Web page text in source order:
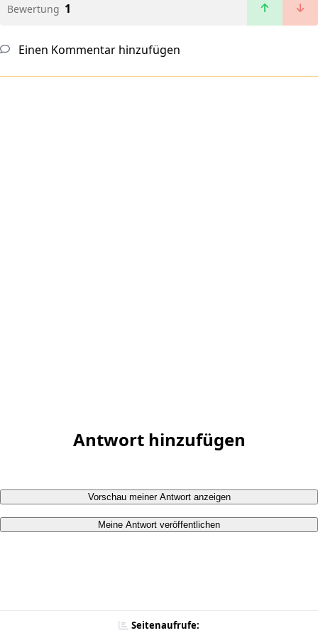
Bewertung 1
Einen Kommentar hinzufügen
Antwort hinzufügen
Vorschau meiner Antwort anzeigen
Meine Antwort veröffentlichen
Seitenaufrufe: